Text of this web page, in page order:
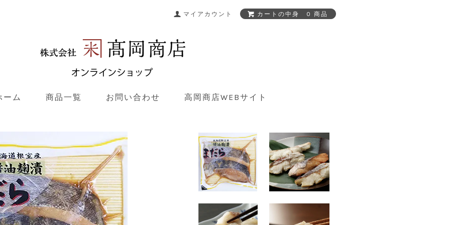
マイアカウント カートの中身 0 商品
ーム 商品一覧 お問い合わせ 高岡商店WEBサイト